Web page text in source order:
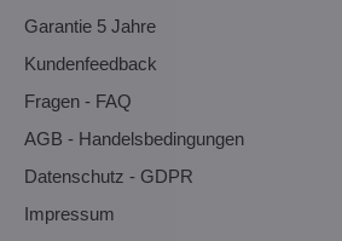
Garantie 5 Jahre
Kundenfeedback
Fragen - FAQ
AGB - Handelsbedingungen
Datenschutz - GDPR
Impressum